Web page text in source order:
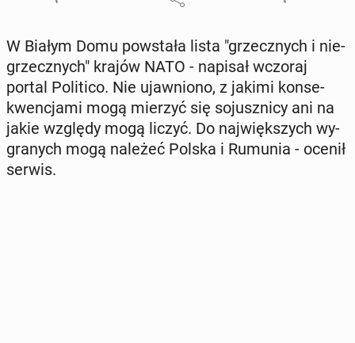
W Białym Domu po­wsta­ła lista "grzecz­nych i nie­
grzecz­nych" krajów NATO - napisał wczoraj
portal Po­li­ti­co. Nie ujaw­nio­no, z jakimi kon­se­
kwen­cja­mi mogą mierzyć się so­jusz­ni­cy ani na
jakie względy mogą liczyć. Do naj­więk­szych wy­
gra­nych mogą należeć Polska i Rumunia - ocenił
serwis.